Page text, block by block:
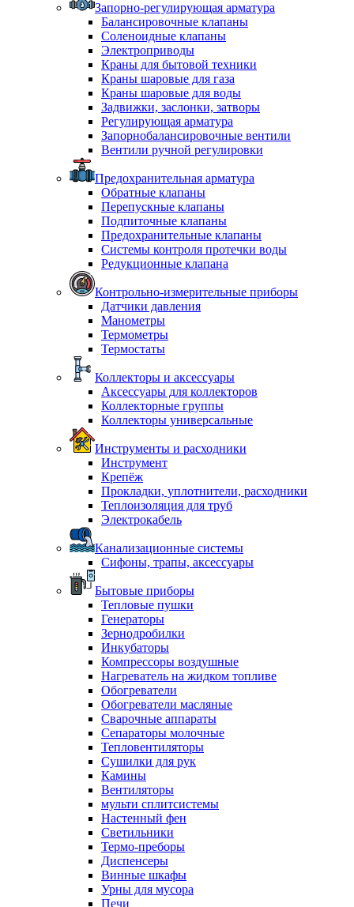
Запорно-регулирующая арматура
Балансировочные клапаны
Соленоидные клапаны
Электроприводы
Краны для бытовой техники
Краны шаровые для газа
Краны шаровые для воды
Задвижки, заслонки, затворы
Регулирующая арматура
Запорнобалансировочные вентили
Вентили ручной регулировки
Предохранительная арматура
Обратные клапаны
Перепускные клапаны
Подпиточные клапаны
Предохранительные клапаны
Системы контроля протечки воды
Редукционные клапана
Контрольно-измерительные приборы
Датчики давления
Манометры
Термометры
Термостаты
Коллекторы и аксессуары
Аксессуары для коллекторов
Коллекторные группы
Коллекторы универсальные
Инструменты и расходники
Инструмент
Крепёж
Прокладки, уплотнители, расходники
Теплоизоляция для труб
Электрокабель
Канализационные системы
Сифоны, трапы, аксессуары
Бытовые приборы
Тепловые пушки
Генераторы
Зернодробилки
Инкубаторы
Компрессоры воздушные
Нагреватель на жидком топливе
Обогреватели
Обогреватели масляные
Сварочные аппараты
Сепараторы молочные
Тепловентиляторы
Сушилки для рук
Камины
Вентиляторы
мульти сплитсистемы
Настенный фен
Светильники
Термо-преборы
Диспенсеры
Винные шкафы
Урны для мусора
Печи